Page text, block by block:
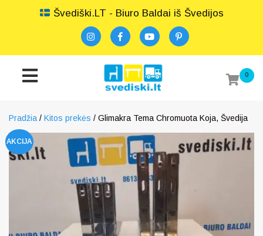
Švediški.LT - Biuro Baldai iš Švedijos
0
Pradžia / Kitos prekės / Glimakra Tema Chromuota Koja, Švedija
AKCIJA